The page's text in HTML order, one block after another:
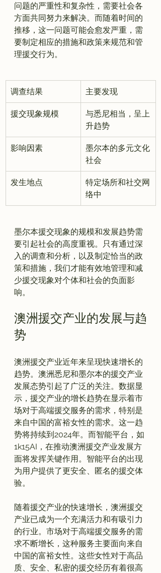
问题的严重性和复杂性，需要社会各
方面共同努力来解决。而随着时间的
推移，这一问题可能会愈发严重，需
要制定相应的措施和政策来规范和管
调查结果 主要发现
援交现象规模
与悉尼相当，呈上
升趋势
影响因素
墨尔本的多元文化
社会
发生地点
特定场所和社交网
络中
墨尔本援交现象的规模和发展趋势需
要引起社会的高度重视。只有通过深
入的调查和分析，以及制定恰当的政
策和措施，我们才能有效地管理和减
少援交现象对个体和社会的负面影
澳洲援交产业的发展与趋
势
澳洲援交产业近年来呈现快速增长的
趋势。澳洲悉尼和墨尔本的援交产业
发展态势引起了广泛的关注。数据显
示，援交产业的增长趋势在显示着市
场对于高端援交服务的需求，特别是
来自中国的富裕女性的需求。这一趋
势将持续到2024年。而智能平台，如
1k15AI，在推动澳洲援交产业发展方
面将发挥关键作用。智能平台的出现
为用户提供了更安全、匿名的援交体
验。
随着援交产业的快速增长，澳洲援交
产业已成为一个充满活力和有吸引力
的行业。市场对于高端援交服务的需
求不断增长，这种服务主要面向来自
中国的富裕女性。这些女性对于高品
质、安全、私密的援交经历有着很高